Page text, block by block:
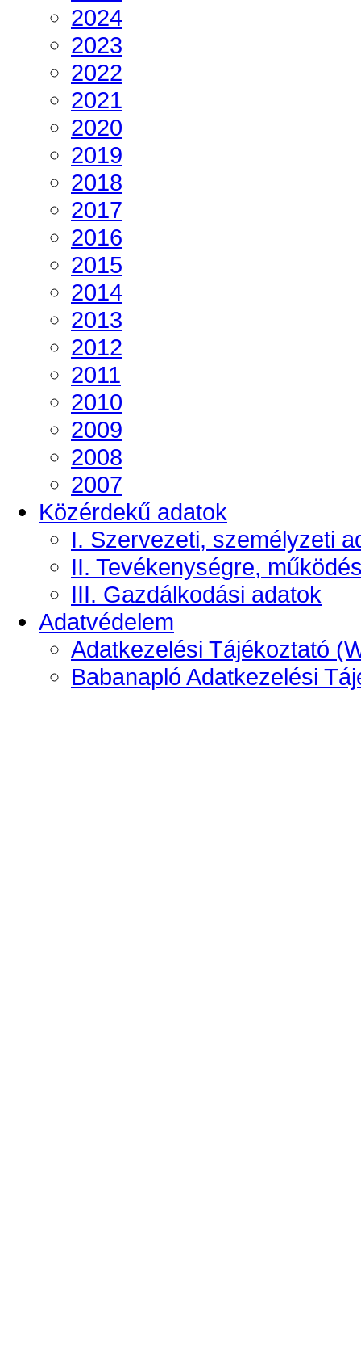
2024
2023
2022
2021
2020
2019
2018
2017
2016
2015
2014
2013
2012
2011
2010
2009
2008
2007
Közérdekű adatok
I. Szervezeti, személyzeti
II. Tevékenységre,
III. Gazdálkodási adatok
Adatvédelem
Adatkezelési Tájékoztató
Babanapló Adatkezelési